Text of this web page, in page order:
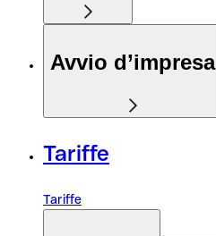
Avvio d’impresa
Tariffe
Tariffe